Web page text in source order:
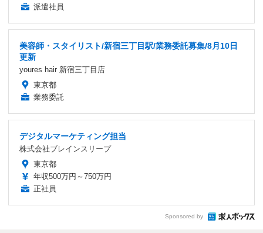
派遣社員
美容師・スタイリスト/新宿三丁目駅/業務委託募集/8月10日
更新
youres hair 新宿三丁目店
東京都
業務委託
デジタルマーケティング担当
株式会社ブレインスリープ
東京都
年収500万円～750万円
正社員
Sponsored by